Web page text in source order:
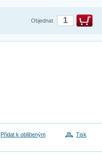
Objednat
Přidat k oblíbeným Tisk